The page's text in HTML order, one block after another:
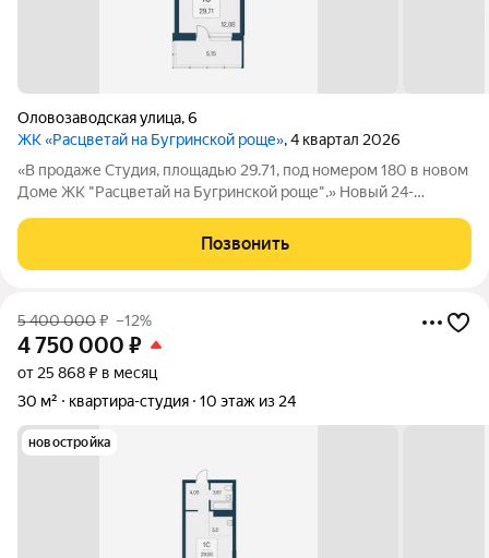
Оловозаводская улица,6
ЖК «Расцветай на Бугринской роще», 4 квартал 2026
«В продаже Студия, площадью 29.71, под номером 180 в новом
Доме ЖК "Расцветай на Бугринской роще".» Новый 24-
микрорайоне Бугринская роща на ул. Оловозаводской.
Вдохновляющие виды открываются на
Позвонить
5 400 000₽ –12%
4 750 000 ₽
от 25 868 ₽ в месяц
30 м²
квартира-студия 10 этаж из 24
новостройка